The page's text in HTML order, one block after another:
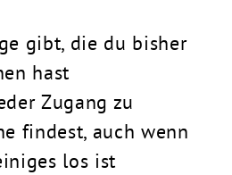
gibt, die du bisher
hast
Zugang zu
findest, auch wenn
los ist